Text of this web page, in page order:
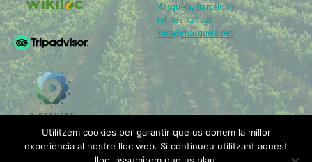
Masquefa, Barcelona
Tel. 937 727 828
mira@masquefa.net
Utilitzem cookies per garantir que us donem la millor
experiència al nostre lloc web. Si continueu utilitzant aquest